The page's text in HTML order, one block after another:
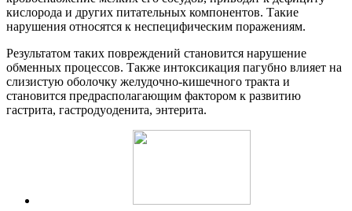
кислорода и других питательных компонентов. Такие
нарушения относятся к неспецифическим поражениям.
Результатом таких повреждений становится нарушение
обменных процессов. Также интоксикация пагубно влияет на
слизистую оболочку желудочно-кишечного тракта и
становится предрасполагающим фактором к развитию
гастрита, гастродуоденита, энтерита.